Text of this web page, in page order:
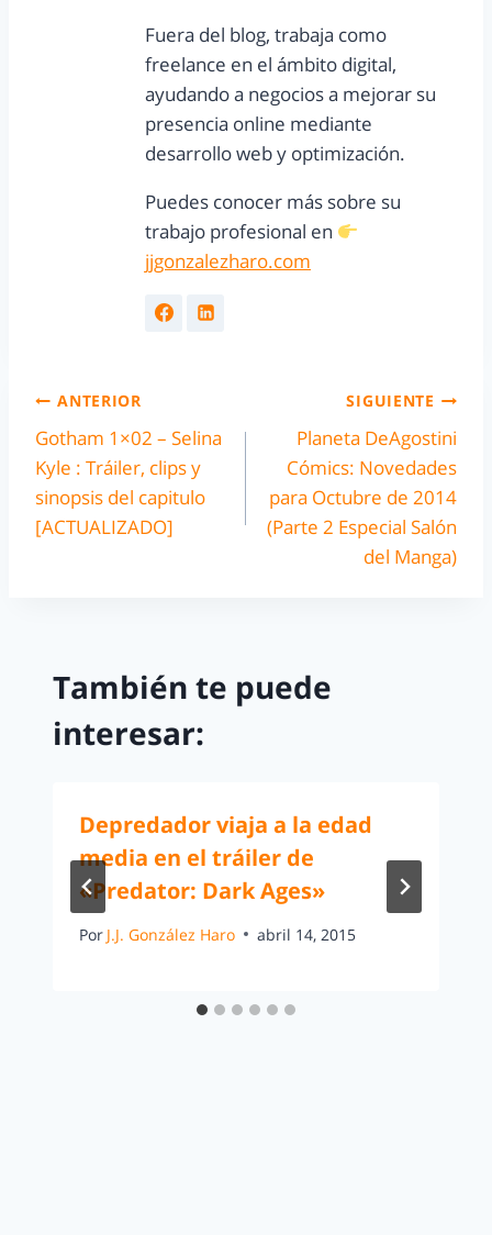
Fuera del blog, trabaja como
freelance en el ámbito digital,
ayudando a negocios a mejorar su
presencia online mediante
desarrollo web y optimización.
Puedes conocer más sobre su
trabajo profesional en
jjgonzalezharo.com
ANTERIOR
Gotham 1×02 – Selina
Kyle : Tráiler, clips y
sinopsis del capitulo
[ACTUALIZADO]
SIGUIENTE
Planeta DeAgostini
Cómics: Novedades
para Octubre de 2014
(Parte 2 Especial Salón
del Manga)
También te puede
interesar:
Depredador viaja a la edad
media en el tráiler de
«Predator: Dark Ages»
Por J.J. González Haro abril 14, 2015